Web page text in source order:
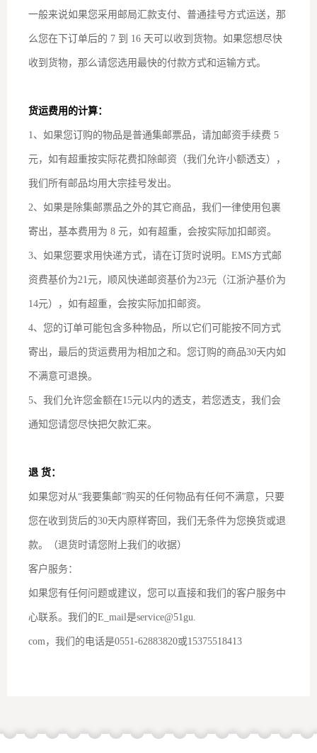
一般来说如果您采用邮局汇款支付、普通挂号方式运送，那
么您在下订单后的 7 到 16 天可以收到货物。如果您想尽快
收到货物，那么请您选用最快的付款方式和运输方式。
货运费用的计算：
1、如果您订购的物品是普通集邮票品，请加邮资手续费 5
元，如有超重按实际花费扣除邮资（我们允许小额透支），
我们所有邮品均用大宗挂号发出。
2、如果是除集邮票品之外的其它商品，我们一律使用包裹
寄出，基本费用为 8 元，如有超重，会按实际加扣邮资。
3、如果您要求用快递方式，请在订货时说明。EMS方式邮
资费基价为21元，顺风快递邮资基价为23元（江浙沪基价为
14元），如有超重，会按实际加扣邮资。
4、您的订单可能包含多种物品，所以它们可能按不同方式
寄出，最后的货运费用为相加之和。您订购的商品30天内如
不满意可退换。
5、我们允许您金额在15元以内的透支，若您透支，我们会
通知您请您尽快把欠款汇来。
退 货：
如果您对从“我要集邮”购买的任何物品有任何不满意，只要
您在收到货后的30天内原样寄回，我们无条件为您换货或退
款。（退货时请您附上我们的收据）
客户服务：
如果您有任何问题或建议，您可以直接和我们的客户服务中
心联系。我们的E_mail是service@51gu.
com，我们的电话是0551-62883820或15375518413